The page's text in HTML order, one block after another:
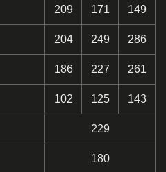
209 171 149
204 249 286
186 227 261
102 125 143
229
180